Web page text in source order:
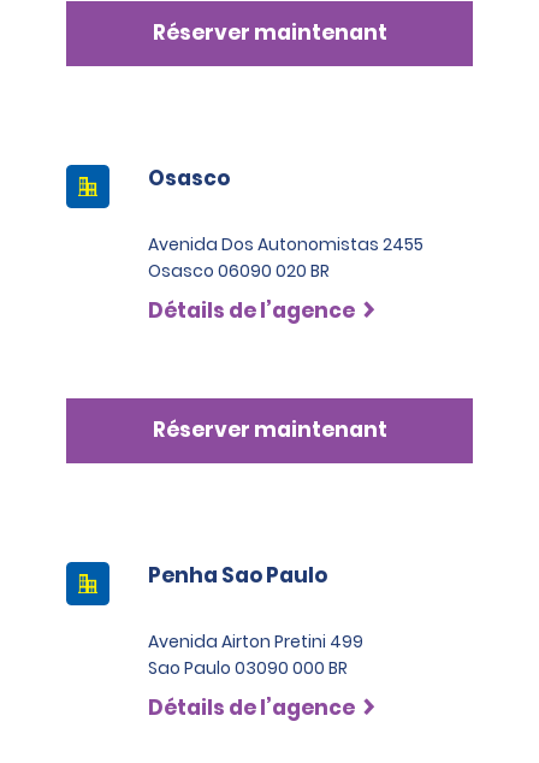
Réserver maintenant
Osasco
Avenida Dos Autonomistas 2455
Osasco 06090 020 BR
Détails de l’agence
Réserver maintenant
Penha Sao Paulo
Avenida Airton Pretini 499
Sao Paulo 03090 000 BR
Détails de l’agence